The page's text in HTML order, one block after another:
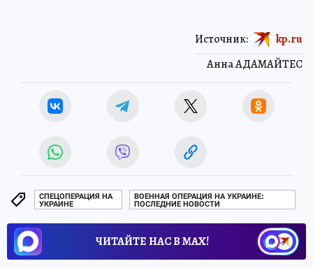
Анна АДАМАЙТЕС
Источник: kp.ru
СПЕЦОПЕРАЦИЯ НА
УКРАИНЕ
ВОЕННАЯ ОПЕРАЦИЯ НА УКРАИНЕ:
ПОСЛЕДНИЕ НОВОСТИ
ЧИТАЙТЕ НАС В МАХ!